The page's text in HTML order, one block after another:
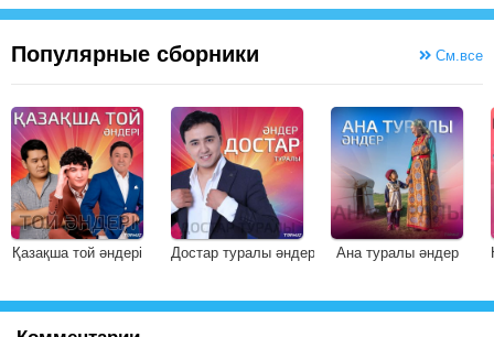
Популярные сборники См.все
Қазақша той әндері Достар туралы әндер Ана туралы әндер